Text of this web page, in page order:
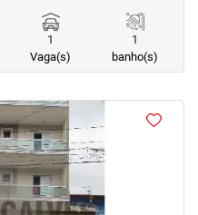
1
Vaga(s)
1
banho(s)